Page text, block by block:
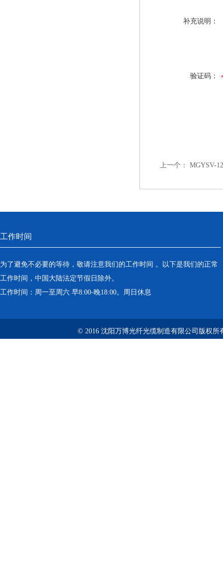
补充说明：
验证码：
上一个： MGYSV-
工作时间
为了避免不必要的等待，敬请注意我们的工作时间 。以下是我们的正常
工作时间，中国大陆法定节假日除外。
工作时间：周一至周六 早8:00-晚18:00。周日休息
© 2016 沈阳万博光纤光缆制造有限公司版权所